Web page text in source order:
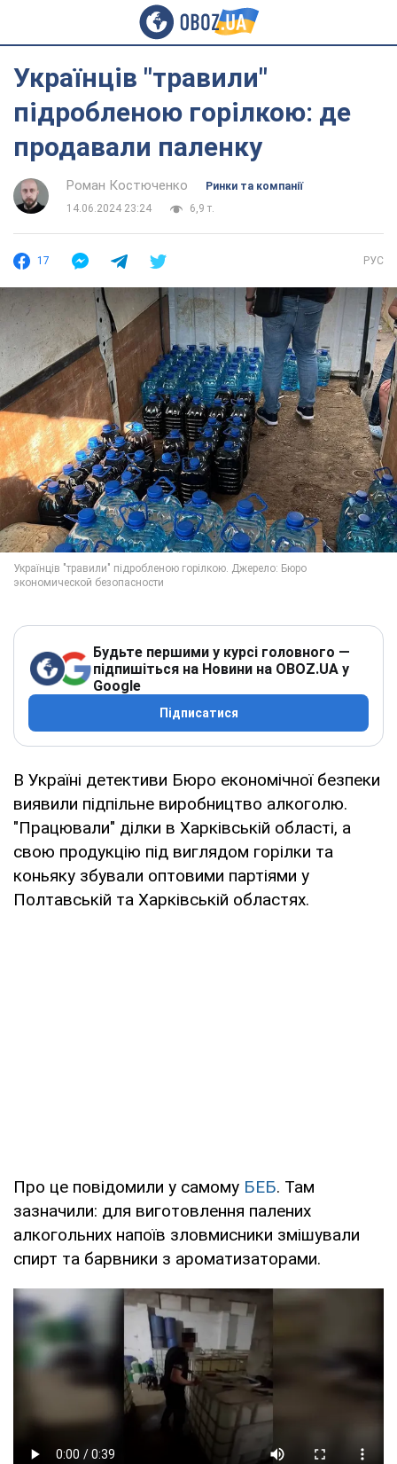
Українців "травили"
підробленою горілкою: де
продавали паленку
Роман Костюченко
Ринки та компанії
14.06.2024 23:24
6,9 т.
17 РУС
Будьте першими у курсі головного —
підпишіться на Новини на OBOZ.UA у
Google
Підписатися
В Україні детективи Бюро економічної безпеки
виявили підпільне виробництво алкоголю.
"Працювали" ділки в Харківській області, а
свою продукцію під виглядом горілки та
коньяку збували оптовими партіями у
Полтавській та Харківській областях.
Про це повідомили у самому БЕБ. Там
зазначили: для виготовлення палених
алкогольних напоїв зловмисники змішували
спирт та барвники з ароматизаторами.